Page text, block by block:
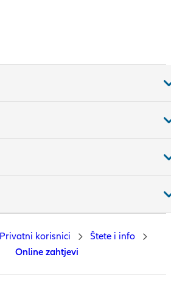
Privatni korisnici
Štete i info
Online zahtjevi